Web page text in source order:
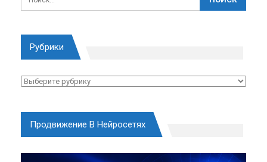
Рубрики
Рубрики
Продвижение В Нейросетях